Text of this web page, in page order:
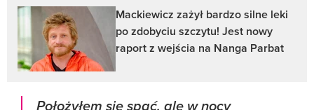
Mackiewicz zażył bardzo silne leki
po zdobyciu szczytu! Jest nowy
raport z wejścia na Nanga Parbat